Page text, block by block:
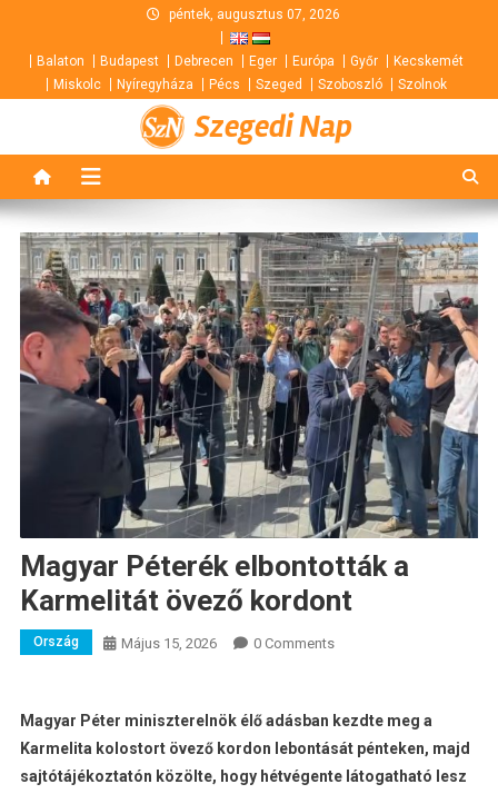
content
péntek, augusztus 07, 2026
Balaton Budapest Debrecen Eger Európa Győr
Kecskemét
Miskolc
Nyíregyháza Pécs Szeged Szoboszló Szolnok
Szegedi Nap
Magyar Péterék elbontották a
Karmelitát övező kordont
Ország Május 15, 2026 0 Comments
Magyar Péter miniszterelnök élő adásban kezdte meg a
Karmelita kolostort övező kordon lebontását pénteken, majd
sajtótájékoztatón közölte, hogy hétvégente látogatható lesz